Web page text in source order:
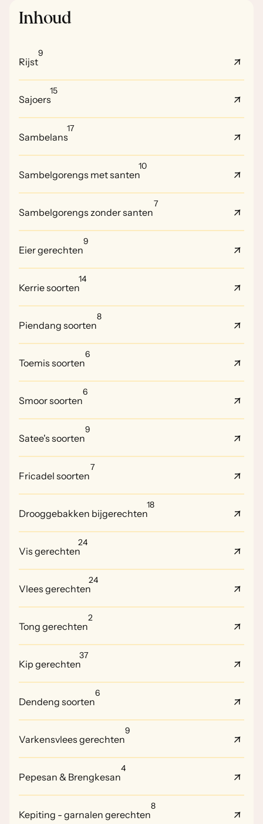
Inhoud
Rijst
9
Sajoers
15
Sambelans
17
Sambelgorengs met santen
10
Sambelgorengs zonder santen
7
Eier gerechten
9
Kerrie soorten
14
Piendang soorten
8
Toemis soorten
6
Smoor soorten
6
Satee's soorten
9
Fricadel soorten
7
Drooggebakken bijgerechten
18
Vis gerechten
24
Vlees gerechten
24
Tong gerechten
2
Kip gerechten
37
Dendeng soorten
6
Varkensvlees gerechten
9
Pepesan & Brengkesan
4
Kepiting - garnalen gerechten
8